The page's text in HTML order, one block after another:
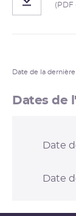
(PDF
Date de la
Dates de
Date
Date